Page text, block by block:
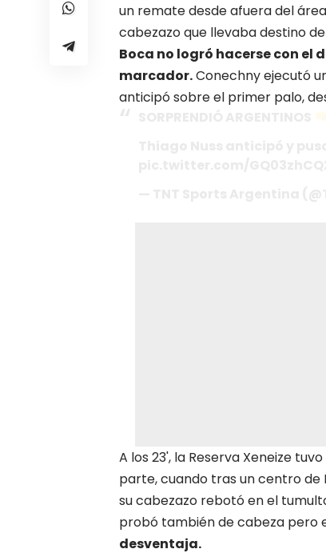
un remate desde afuera del
cabezazo que llevaba destino
Boca no logró hacerse con el
marcador.Conechny ejecutó
anticipó sobre el primer palo,
A los 23', la Reserva Xeneize
parte, cuando tras un centro de
su cabezazo rebotó en el
probó también de cabeza pero
desventaja.